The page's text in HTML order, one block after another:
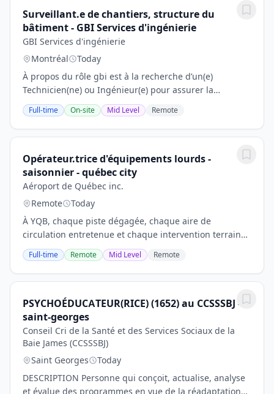
Surveillant.e de chantiers, structure du
bâtiment - GBI Services d'ingénierie
GBI Services d'ingénierie
Montréal
Today
À propos du rôle gbi est à la recherche d’un(e)
Technicien(ne) ou Ingénieur(e) pour assurer la
surveillance de chantiers au sien de notre équipe en
structure du bâtiment. La personne sera appelée à...
Full-time On-site Mid Level Remote
Opérateur.trice d'équipements lourds -
saisonnier - québec city
Aéroport de Québec inc.
Remote
Today
À YQB, chaque piste dégagée, chaque aire de
circulation entretenue et chaque intervention terrain
contribue à la sécurité des opérations et à l'expérience
des voyageurs. Comme opé d'équipements...
Full-time Remote Mid Level Remote
PSYCHOÉDUCATEUR(RICE) (1652) au CCSSSBJ -
saint-georges
Conseil Cri de la Santé et des Services Sociaux de la
Baie James (CCSSSBJ)
Saint Georges
Today
DESCRIPTION Personne qui conçoit, actualise, analyse
et évalue des programmes en vue de la réadaptation